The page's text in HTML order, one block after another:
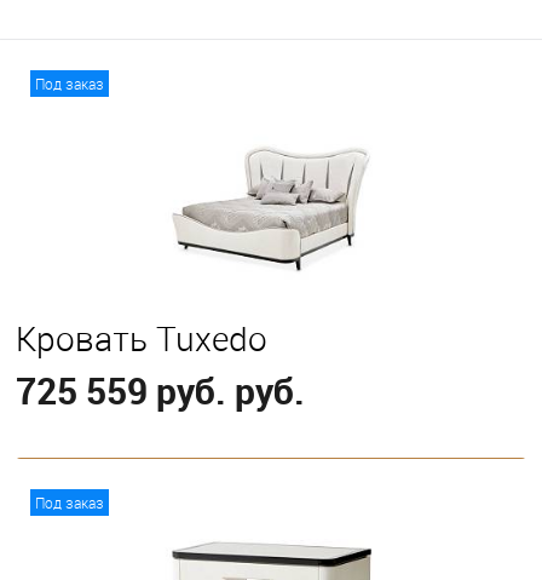
Под заказ
Кровать Tuxedo
725 559 руб. руб.
Под заказ